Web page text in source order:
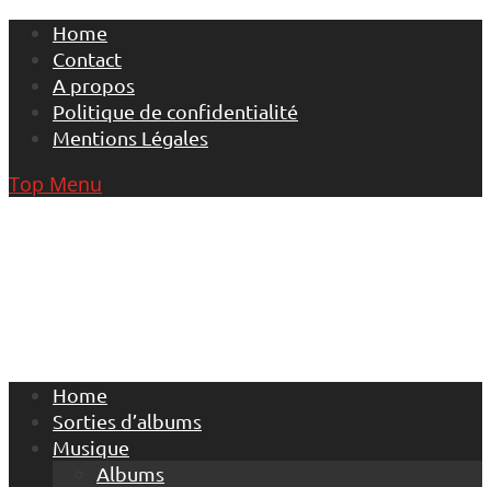
Skip
content
Home
Contact
A propos
Politique de confidentialité
Mentions Légales
Top Menu
Home
Sorties d’albums
Musique
Albums